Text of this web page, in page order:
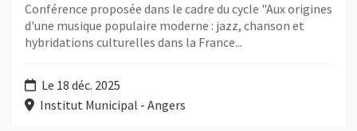
Conférence proposée dans le cadre du cycle "Aux origines
d'une musique populaire moderne : jazz, chanson et
hybridations culturelles dans la France...
Le 18 déc. 2025
Institut Municipal - Angers